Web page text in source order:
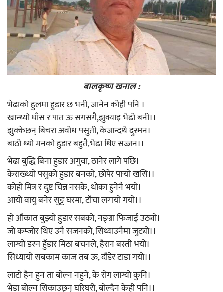
बालकृष्ण खनाल :
भेढाको हुलमा हुडार छ भनी, जानेन कोही पनि ।
खान्थ्यो घाँस र पात ऊ सगसगै,झुक्याइ भेढो बनी।।
झुक्केछन् बिचरा अवोध पसुती, केजान्दथे दुस्मन।
बाठो थ्यो मनको हुडार बहुतै,भेढा थिए सज्जन।।
भेढा बुद्धि बिना हुडार अगुवा, ठानेर लागे पछि।
केराख्थ्यो पसुको हुडार बनको, छोपेर पार्‍यो खसि।।
कोहो मित्र र दुष्ट चिन्न नसके, धोका हुनेनै भयो।
आयो वायु बनेर सुट्ट घरमा, टाँचा लगायो गयो।।
हो औकात बुझ्यो हुडार सबको, नङ्ग्रा फिजाई उठ्यो।
जो कम्जोर थिए उनै सजनको, सिध्याउनैमा जुट्यो।।
लाग्यो डस्न हुँडार मिठा बचनले, हैरान बस्ती भयो।
सिध्यायो सबकाम काज तब ऊ, दौडेर टाडा गयो।।
लाटो हैन हुन ता बोल्न नहुने, के रोग लाग्यो कुनि।
भेडा बोल्न सिकाउछ्न् घरिघरी, बोल्दैन केही पनि।।